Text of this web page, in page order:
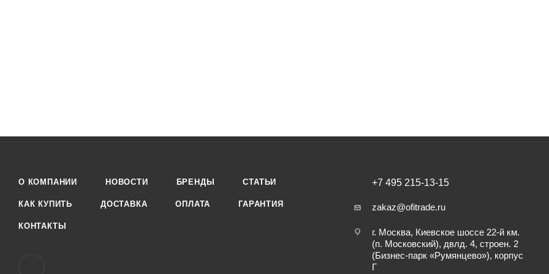
О КОМПАНИИ НОВОСТИ БРЕНДЫ СТАТЬИ
КАК КУПИТЬ ДОСТАВКА ОПЛАТА ГАРАНТИЯ
КОНТАКТЫ
+7 495 215-13-15
zakaz@ofitrade.ru
г. Москва, Киевское шоссе 22-й км.
(п. Московский), двлд. 4, строен. 2
(Бизнес-парк «Румянцево»), корпус
Г